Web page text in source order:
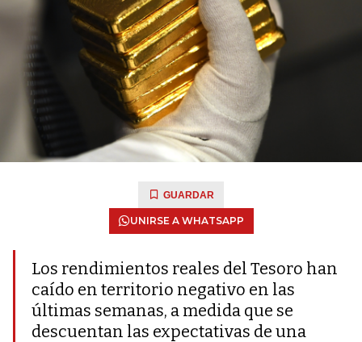
GUARDAR
UNIRSE A WHATSAPP
Los rendimientos reales del Tesoro han
caído en territorio negativo en las
últimas semanas, a medida que se
descuentan las expectativas de una